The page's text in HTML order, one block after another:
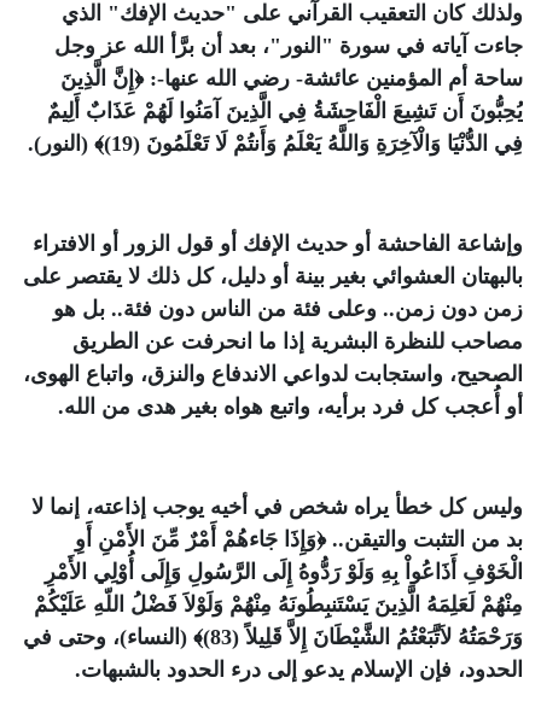
ولذلك كان التعقيب القرآني على "حديث الإفك" الذي
جاءت آياته في سورة "النور"، بعد أن برَّأ الله عز وجل
ساحة أم المؤمنين عائشة- رضي الله عنها-:﴿إِنَّ الَّذِينَ
يُحِبُّونَ أَن تَشِيعَ الْفَاحِشَةُ فِي الَّذِينَ آمَنُوا لَهُمْ عَذَابٌ أَلِيمٌ
فِي الدُّنْيَا وَالْآخِرَةِ وَاللَّهُ يَعْلَمُ وَأَنتُمْ لَا تَعْلَمُونَ (19)﴾
(النور).
وإشاعة الفاحشة أو حديث الإفك أو قول الزور أو الافتراء
بالبهتان العشوائي بغير بينة أو دليل، كل ذلك لا يقتصر على
زمن دون زمن.. وعلى فئة من الناس دون فئة.. بل هو
مصاحب للنظرة البشرية إذا ما انحرفت عن الطريق
الصحيح، واستجابت لدواعي الاندفاع والنزق، واتباع الهوى،
أو أُعجب كل فرد برأيه، واتبع هواه بغير هدى من الله.
وليس كل خطأ يراه شخص في أخيه يوجب إذاعته، إنما لا
بد من التثبت والتيقن..﴿وَإِذَا جَاءهُمْ أَمْرٌ مِّنَ الأَمْنِ أَوِ
الْخَوْفِ أَذَاعُواْ بِهِ وَلَوْ رَدُّوهُ إِلَى الرَّسُولِ وَإِلَى أُوْلِي الأَمْرِ
مِنْهُمْ لَعَلِمَهُ الَّذِينَ يَسْتَنبِطُونَهُ مِنْهُمْ وَلَوْلاَ فَضْلُ اللّهِ عَلَيْكُمْ
وَرَحْمَتُهُ لاَتَّبَعْتُمُ الشَّيْطَانَ إِلاَّ قَلِيلاً (83)﴾
(النساء)، وحتى في
الحدود، فإن الإسلام يدعو إلى درء الحدود بالشبهات.